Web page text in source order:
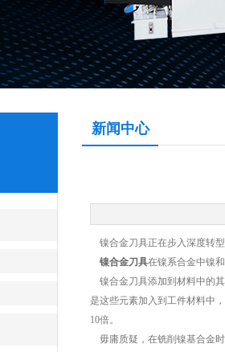
新闻中心
镍合金刀具正在步入深度转
镍合金刀具在镍系合金中镍
镍合金刀具添加到材料中的
是这些元素加入到工件材料中
10倍。
毋庸质疑，在铣削镍基合金